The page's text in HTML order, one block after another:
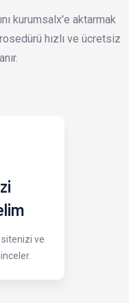
kurumsalx'e aktarmak
hızlı ve ücretsiz
ve